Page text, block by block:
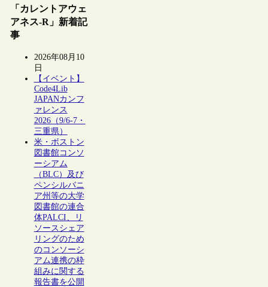
「カレントアウェ
アネス-R」新着記
事
2026年08月10
日
【イベント】
Code4Lib
JAPANカンフ
ァレンス
2026（9/6-7・
三重県）
米・ボストン
図書館コンソ
ーシアム
（BLC）及び
ペンシルバニ
ア州等の大学
図書館の連合
体PALCI、リ
ソースシェア
リングのため
のコンソーシ
アム連携の枠
組みに関する
報告書を公開